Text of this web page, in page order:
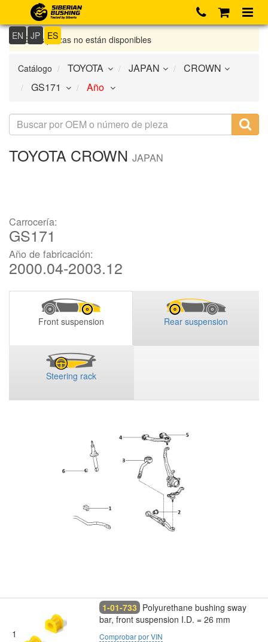
EN JP ES
Si las piezas no están disponibles
Catálogo
TOYOTA CROWN JAPAN
Carrocería:
GS171
Año de fabricación:
2000.04-2003.12
Front suspension Rear suspension
Steering rack
1
1-01-733 Polyurethane bushing sway
bar, front suspension I.D. = 26 mm
Comprobar por VIN